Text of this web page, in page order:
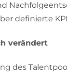
definierte
verändert
des